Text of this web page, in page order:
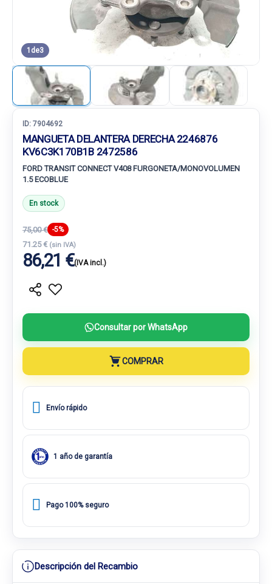
1 de3
ID: 7904692
MANGUETA DELANTERA DERECHA 2246876
KV6C3K170B1B 2472586
FORD TRANSIT CONNECT V408 FURGONETA/MONOVOLUMEN
1.5 ECOBLUE
En stock
75,00 € -5%
71.25 € (sin IVA)
86,21 €(IVA incl.)
Consultar por WhatsApp
COMPRAR
Envío rápido
1 año de garantía
Pago 100% seguro
Descripción del Recambio